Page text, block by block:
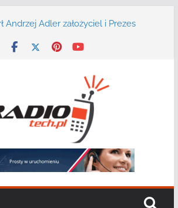
Andrzej Adler założyciel i Prezes
– największy polski producent
„Bezpieczeństwo,
i interoperacyjność
teleinformatycznych”
Solutions oferuje agencjom
publicznego usługę
opartą na chmurze
radiotelefon MOTOTRBO R7 od
Solutions